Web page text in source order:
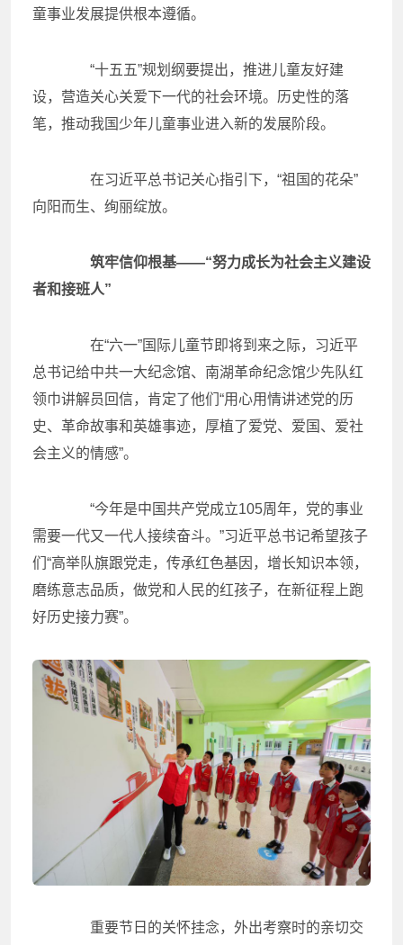
童事业发展提供根本遵循。
“十五五”规划纲要提出，推进儿童友好建
设，营造关心关爱下一代的社会环境。历史性的落
笔，推动我国少年儿童事业进入新的发展阶段。
在习近平总书记关心指引下，“祖国的花朵”
向阳而生、绚丽绽放。
筑牢信仰根基——“努力成长为社会主义建设
者和接班人”
在“六一”国际儿童节即将到来之际，习近平
总书记给中共一大纪念馆、南湖革命纪念馆少先队红
领巾讲解员回信，肯定了他们“用心用情讲述党的历
史、革命故事和英雄事迹，厚植了爱党、爱国、爱社
会主义的情感”。
“今年是中国共产党成立105周年，党的事业
需要一代又一代人接续奋斗。”习近平总书记希望孩子
们“高举队旗跟党走，传承红色基因，增长知识本领，
磨练意志品质，做党和人民的红孩子，在新征程上跑
好历史接力赛”。
重要节日的关怀挂念，外出考察时的亲切交